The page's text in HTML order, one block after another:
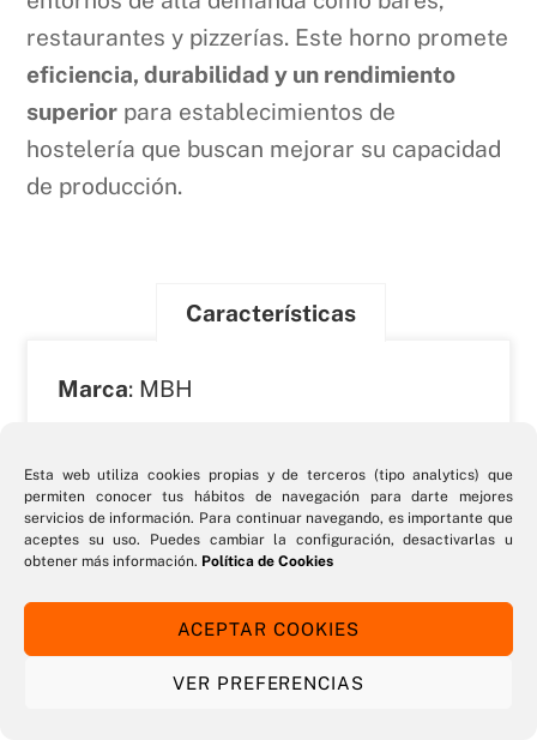
Esta web utiliza cookies propias y de terceros (tipo analytics) que
permiten conocer tus hábitos de navegación para darte mejores
servicios de información. Para continuar navegando, es importante que
aceptes su uso. Puedes cambiar la configuración, desactivarlas u
obtener más información. Política de Cookies
ACEPTAR COOKIES
VER PREFERENCIAS
restaurantes y pizzerías. Este horno promete
eficiencia, durabilidad y un rendimiento
superior para establecimientos de
hostelería que buscan mejorar su capacidad
de producción.
Características
Marca: MBH
Dimensiones : 585 x 570 x 430 mm